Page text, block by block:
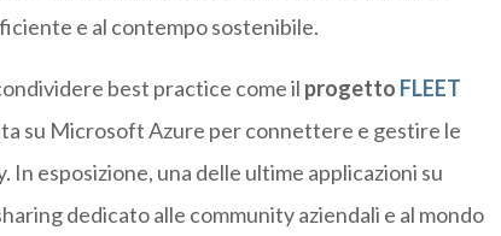
e al contempo sostenibile.
best practice come il progetto FLEET
su Microsoft Azure per connettere e gestire le
esposizione, una delle ultime applicazioni su
dedicato alle community aziendali e al mondo